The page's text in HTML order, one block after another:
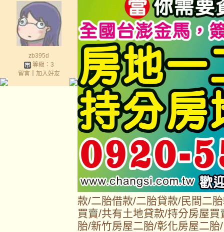
zb395d
等級：3
留言｜ 加入好友
款/二胎借款/二胎貸款/民間二
買賣/共有土地貸款/持分房屋
胎/新竹房屋二胎/彰化房屋二